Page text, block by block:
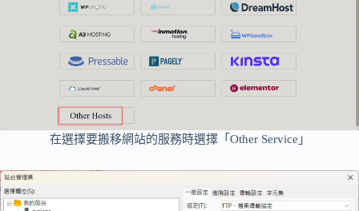
在選擇要搬移網站的服務時選擇「Other Service」